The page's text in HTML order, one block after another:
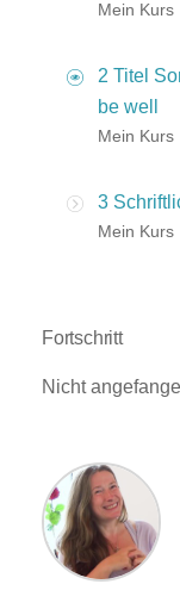
Mein Kurs
2 Titel
be well
Mein Kurs
3
Mein Kurs
Fortschritt
Nicht